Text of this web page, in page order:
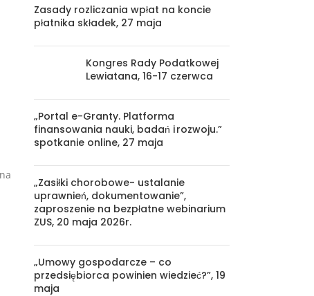
Zasady rozliczania wpłat na koncie
płatnika składek, 27 maja
Kongres Rady Podatkowej
Lewiatana, 16-17 czerwca
„Portal e-Granty. Platforma
finansowania nauki, badań i rozwoju.”
spotkanie online, 27 maja
„Zasiłki chorobowe- ustalanie
uprawnień, dokumentowanie”,
zaproszenie na bezpłatne webinarium
ZUS, 20 maja 2026r.
„Umowy gospodarcze – co
przedsiębiorca powinien wiedzieć?”, 19
maja